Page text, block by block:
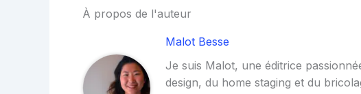
À propos de l'auteur
Malot Besse
Je suis Malot, une éditrice
design, du home staging et du